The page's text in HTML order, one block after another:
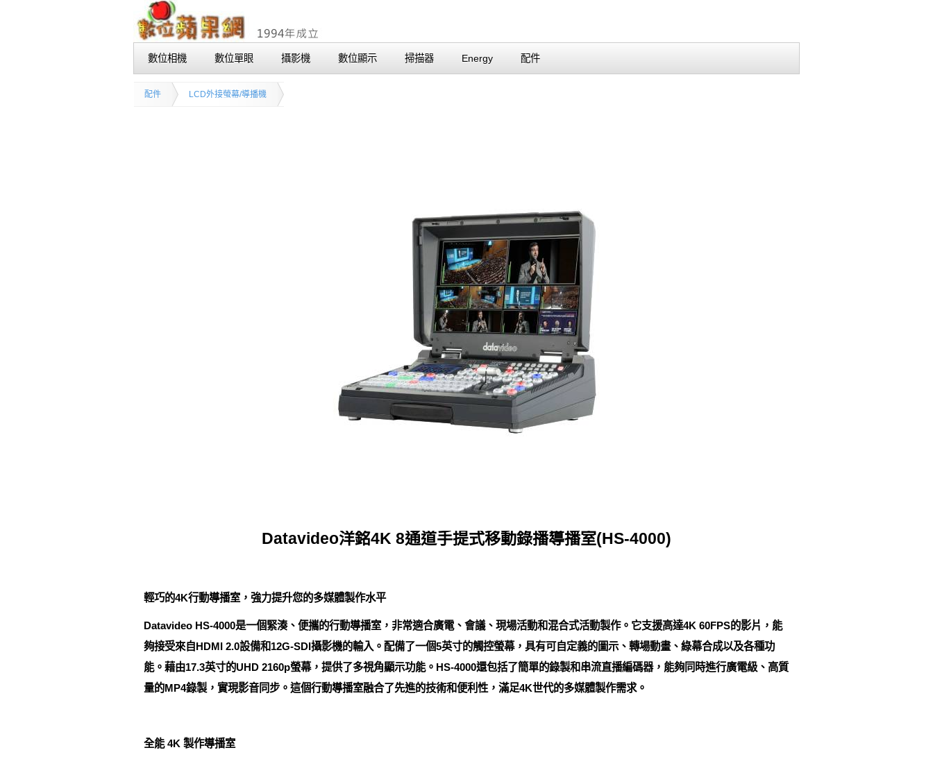
數位相機 數位單眼 攝影機 數位顯示 掃描器 Energy 配件
配件 LCD外接螢幕/導播機
Datavideo洋銘4K 8通道手提式移動錄播導播室(HS-4000)
輕巧的4K行動導播室，強力提升您的多媒體製作水平
Datavideo HS-4000是一個緊湊、便攜的行動導播室，非常適合廣電、會議、現場活動和混合式活動製作。它支援高達4K 60FPS的影片，能
夠接受來自HDMI 2.0設備和12G-SDI攝影機的輸入。配備了一個5英寸的觸控螢幕，具有可自定義的圖示、轉場動畫、綠幕合成以及各種功
能。藉由17.3英寸的UHD 2160p螢幕，提供了多視角顯示功能。HS-4000還包括了簡單的錄製和串流直播編碼器，能夠同時進行廣電級、高質
量的MP4錄製，實現影音同步。這個行動導播室融合了先進的技術和便利性，滿足4K世代的多媒體製作需求。
全能 4K 製作導播室